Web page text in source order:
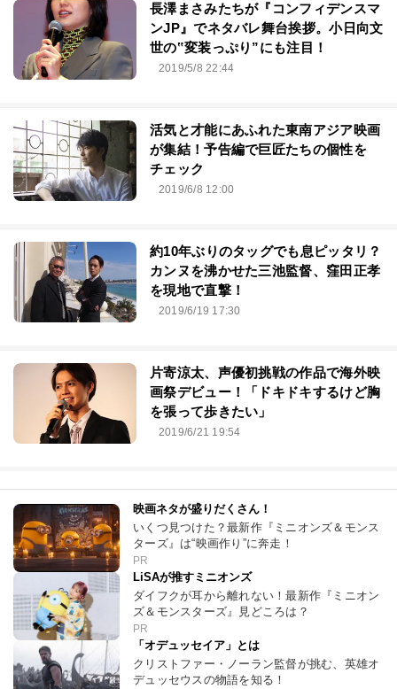
長澤まさみたちが『コンフィデンスマ
ンJP』でネタバレ舞台挨拶。小日向文
世の‟変装っぷり”にも注目！
2019/5/8 22:44
活気と才能にあふれた東南アジア映画
が集結！予告編で巨匠たちの個性を
チェック
2019/6/8 12:00
約10年ぶりのタッグでも息ピッタリ？
カンヌを沸かせた三池監督、窪田正孝
を現地で直撃！
2019/6/19 17:30
片寄涼太、声優初挑戦の作品で海外映
画祭デビュー！「ドキドキするけど胸
を張って歩きたい」
2019/6/21 19:54
映画ネタが盛りだくさん！
いくつ見つけた？最新作『ミニオンズ＆モンス
ターズ』は“映画作り”に奔走！
PR
LiSAが推すミニオンズ
ダイフクが耳から離れない！最新作『ミニオン
ズ＆モンスターズ』見どころは？
PR
「オデュッセイア」とは
クリストファー・ノーラン監督が挑む、英雄オ
デュッセウスの物語を知る！